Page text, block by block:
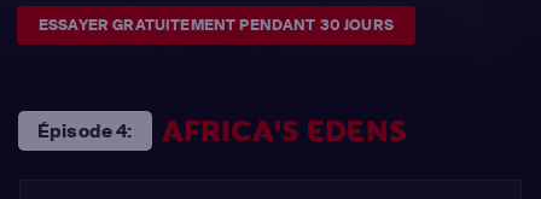
ESSAYER GRATUITEMENT PENDANT 30 JOURS
Épisode 4: AFRICA'S EDENS